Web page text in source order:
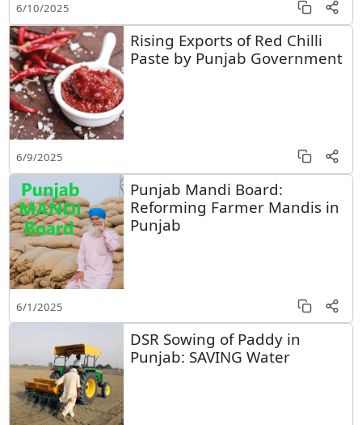
6/10/2025
Rising Exports of Red Chilli
Paste by Punjab Government
6/9/2025
Punjab Mandi Board:
Reforming Farmer Mandis in
Punjab
6/1/2025
DSR Sowing of Paddy in
Punjab: SAVING Water